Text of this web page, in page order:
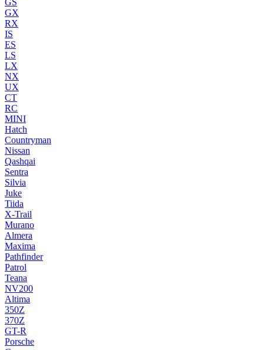
GS
GX
RX
IS
ES
LS
LX
NX
UX
CT
RC
MINI
Hatch
Countryman
Nissan
Qashqai
Sentra
Silvia
Juke
Tiida
X-Trail
Murano
Almera
Maxima
Pathfinder
Patrol
Teana
NV200
Altima
350Z
370Z
GT-R
Porsche